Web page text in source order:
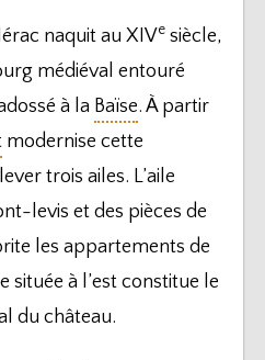
naquit au XIVe siècle,
médiéval entouré
à la Baïse. À partir
modernise cette
trois ailes. L’aile
levis et des pièces de
les appartements de
située à l’est constitue le
du château.